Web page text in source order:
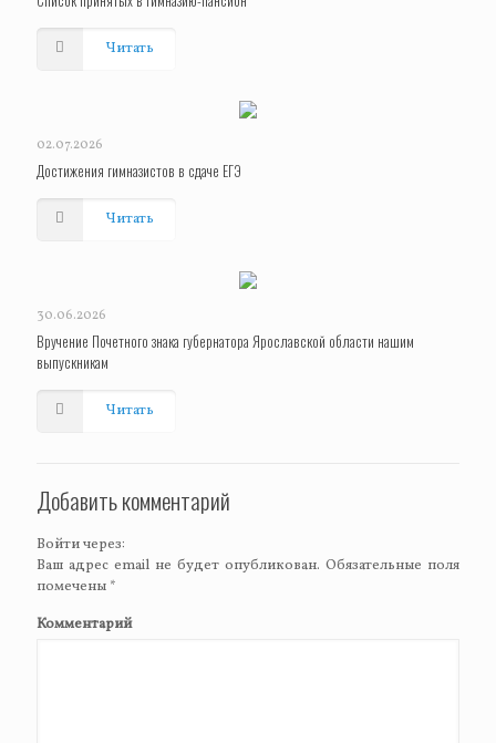
Читать
02.07.2026
Достижения гимназистов в сдаче ЕГЭ
Читать
30.06.2026
Вручение Почетного знака губернатора Ярославской области нашим
выпускникам
Читать
Добавить комментарий
Войти через:
Ваш адрес email не будет опубликован. Обязательные поля
помечены *
Комментарий